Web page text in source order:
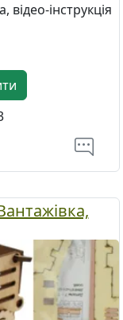
інструкція